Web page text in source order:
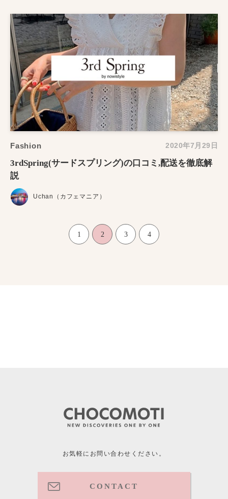
Fashion 2020年7月29日
3rdSpring(サードスプリング)の口コミ,配送を徹底解
説
Uchan（カフェマニア）
1 2 3 4
お気軽にお問い合わせください。
CONTACT